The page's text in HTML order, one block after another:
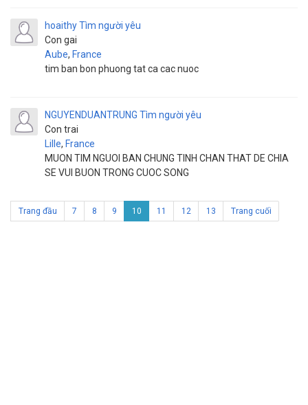
hoaithy
Con gai
Aube, France
Tìm người yêu
tim ban bon phuong tat ca cac nuoc
NGUYENDUANTRUNG
Con trai
Lille, France
Tìm người yêu
MUON TIM NGUOI BAN CHUNG TINH CHAN THAT DE CHIA
SE VUI BUON TRONG CUOC SONG
Trang đầu 7 8 9 10 11 12 13 Trang cuối